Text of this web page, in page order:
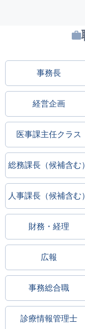
事務長
経営企画
医事課主任クラス
総務課長（候補含む）
人事課長（候補含む）
財務・経理
広報
事務総合職
診療情報管理士